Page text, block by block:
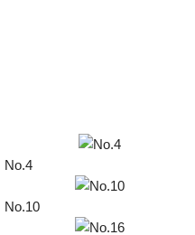
No.4
No.10